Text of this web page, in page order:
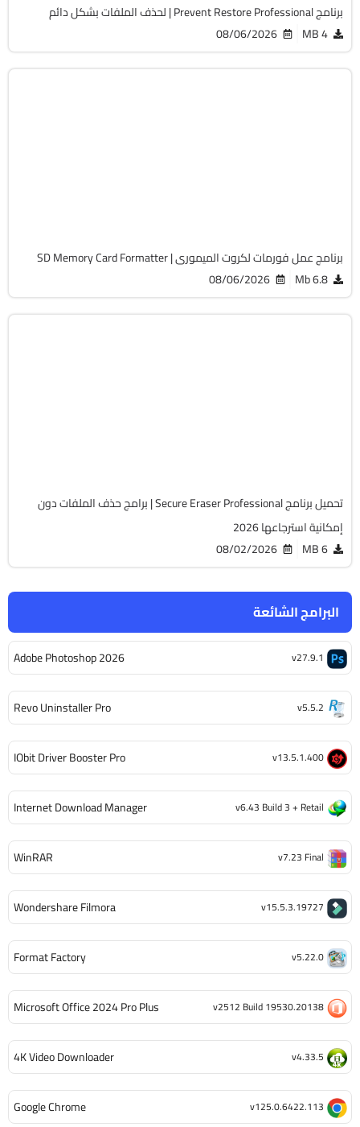
البرامج الشائعة
Adobe Photoshop 2026 v27.9.1
Revo Uninstaller Pro v5.5.2
IObit Driver Booster Pro v13.5.1.400
Internet Download Manager v6.43 Build 3 + Retail
WinRAR v7.23 Final
Wondershare Filmora v15.5.3.19727
Format Factory v5.22.0
Microsoft Office 2024 Pro Plus v2512 Build 19530.20138
4K Video Downloader v4.33.5
Google Chrome v125.0.6422.113
برنامج Prevent Restore Professional | لحذف الملفات بشكل دائم
4 MB
08/06/2026
برنامج عمل فورمات لكروت الميمورى | SD Memory Card Formatter
6.8 Mb
08/06/2026
تحميل برنامج Secure Eraser Professional | برامج حذف الملفات دون
إمكانية استرجاعها 2026
6 MB
08/02/2026